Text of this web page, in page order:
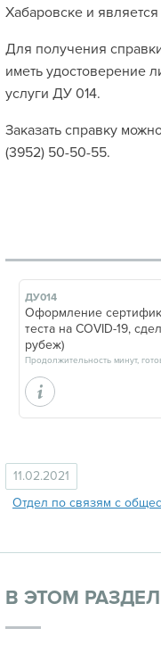
Хабаровске и
Для получения
иметь удостоверение
услуги ДУ 014.
Заказать справку
(3952) 50-50-55.
ДУ014
Оформление
теста на COVID-19,
рубеж)
11.02.2021
Отдел по связям с
В ЭТОМ